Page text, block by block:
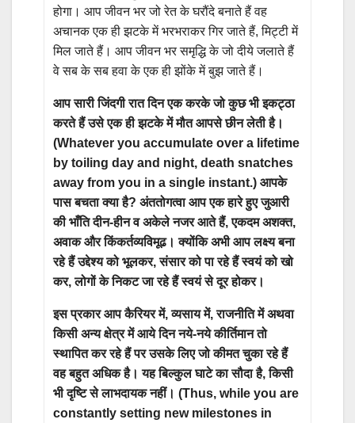
होगा। आप जीवन भर जो रेत के घरौंदे बनाते हैं वह
अचानक एक ही झटके में भरभराकर गिर जाते हैं, मिट्टी में
मिल जाते हैं। आप जीवन भर समृद्धि के जो दीये जलाते हैं
वे सब के सब हवा के एक ही झोंके में बुझ जाते हैं।
आप सारी जिंदगी रात दिन एक करके जो कुछ भी इकट्ठा
करते हैं उसे एक ही झटके में मौत आपसे छीन लेती है।
(Whatever you accumulate over a lifetime
by toiling day and night, death snatches
away from you in a single instant.) आपके
पास बचता क्या है? अंततोगत्वा आप एक हारे हुए जुआरी
की भाँति दीन-हीन व अकेले नजर आते हैं, एकदम अशक्त,
अवाक और किंकर्तव्यविमूढ। क्योंकि अभी आप लक्ष्य बना
रहे हैं उद्देश्य को भूलकर, संसार को पा रहे हैं स्वयं को खो
कर, लोगों के निकट जा रहे हैं स्वयं से दूर होकर।
इस प्रकार आप कैरियर में, व्यसाय में, राजनीति में अथवा
किसी अन्य क्षेत्र में आये दिन नये-नये कीर्तिमान तो
स्थापित कर रहे हैं पर उसके लिए जो कीमत चुका रहे हैं
वह बहुत अधिक है। यह बिल्कुल घाटे का सौदा है, किसी
भी दृष्टि से लाभदायक नहीं। (Thus, while you are
constantly setting new milestones in